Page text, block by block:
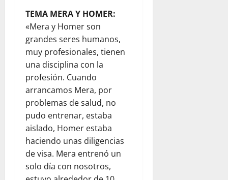
TEMA MERA Y HOMER:
«Mera y Homer son
grandes seres humanos,
muy profesionales, tienen
una disciplina con la
profesión. Cuando
arrancamos Mera, por
problemas de salud, no
pudo entrenar, estaba
aislado, Homer estaba
haciendo unas diligencias
de visa. Mera entrenó un
solo día con nosotros,